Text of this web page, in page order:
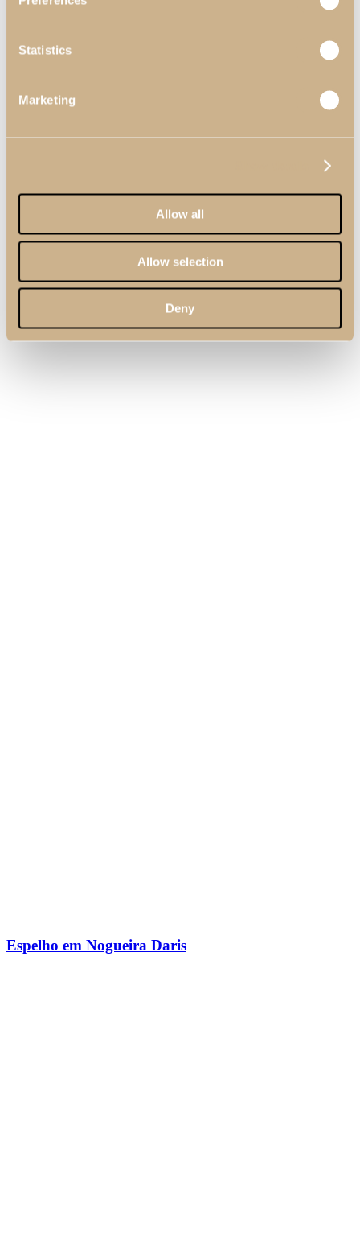
Statistics
Marketing
Allow all
Allow selection
Deny
Espelho em Nogueira Daris